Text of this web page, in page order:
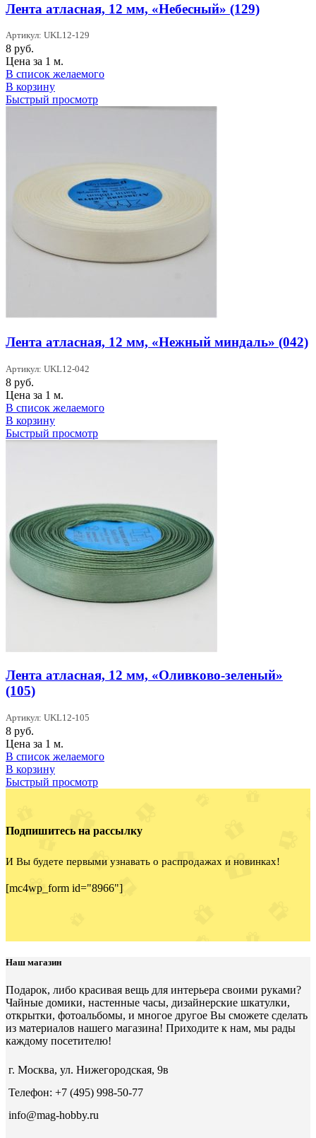
Лента атласная, 12 мм, «Небесный» (129)
Артикул: UKL12-129
8 руб.
Цена за 1 м.
В список желаемого
В корзину
Быстрый просмотр
Лента атласная, 12 мм, «Нежный миндаль» (042)
Артикул: UKL12-042
8 руб.
Цена за 1 м.
В список желаемого
В корзину
Быстрый просмотр
Лента атласная, 12 мм, «Оливково-зеленый»
(105)
Артикул: UKL12-105
8 руб.
Цена за 1 м.
В список желаемого
В корзину
Быстрый просмотр
Подпишитесь на рассылку
И Вы будете первыми узнавать о распродажах и новинках!
[mc4wp_form id="8966"]
Наш магазин
Подарок, либо красивая вещь для интерьера своими руками?
Чайные домики, настенные часы, дизайнерские шкатулки,
открытки, фотоальбомы, и многое другое Вы сможете сделать
из материалов нашего магазина! Приходите к нам, мы рады
каждому посетителю!
г. Москва, ул. Нижегородская, 9в
Телефон: +7 (495) 998-50-77
info@mag-hobby.ru